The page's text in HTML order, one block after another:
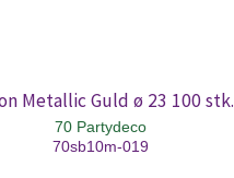
Metallic Guld ø 23 100 stk.
70 Partydeco
70sb10m-019